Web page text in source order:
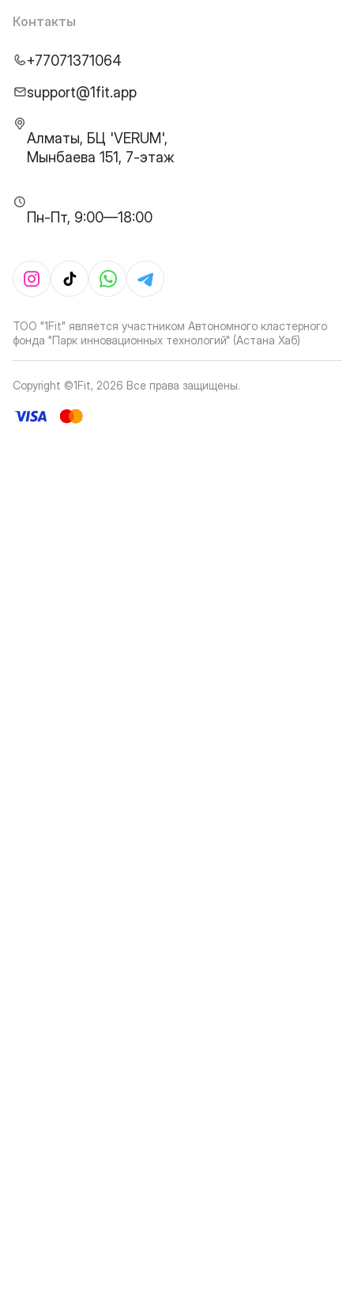
Контакты
+77071371064
support@1fit.app
Алматы, БЦ 'VERUM',
Мынбаева 151, 7-этаж
Пн-Пт, 9:00—18:00
ТОО "1Fit" является участником Автономного кластерного
фонда "Парк инновационных технологий" (Астана Хаб)
Copyright ©1Fit, 2026 Все права защищены.